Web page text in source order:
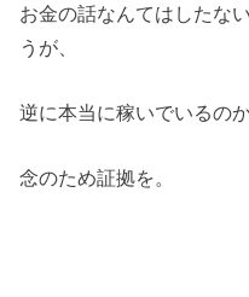
お金の話なんてはしたな
うが、
逆に本当に稼いでいるの
念のため証拠を。